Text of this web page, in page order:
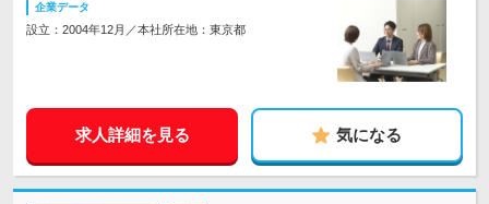
企業データ
設立：2004年12月／本社所在地：東京都
求人詳細を見る 気になる